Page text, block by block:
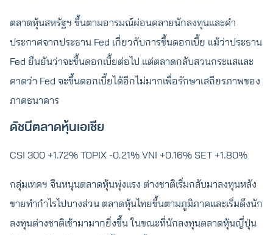
ตลาดหุ้นสหรัฐฯ ขึ้นตามอารมณ์ผ่อนคลายนักลงทุนและคำ
ประกาศจากประธาน Fed เกี่ยวกับการขึ้นดอกเบี้ย แม้ว่าประธาน
Fed ยืนยันว่าจะขึ้นดอกเบี้ยต่อไป แต่ตลาดกลับสวนกระแสและ
คาดว่า Fed จะขึ้นดอกเบี้ยได้อีกไม่มากเพื่อรักษาเสถียรภาพของ
ภาคธนาคาร
ดัชนีตลาดหุ้นเอเชีย
CSI 300 +1.72% TOPIX -0.21% VNI +0.16% SET +1.80%
กลุ่มเทคฯ จีนหนุนตลาดหุ้นพุ่งแรง ต่างชาติเริ่มกลับมาลงทุนหลัง
ขายทำกำไรไปบางส่วน ตลาดหุ้นไทยขึ้นตามภูมิภาคและเริ่มดึงนัก
ลงทุนต่างชาติเข้ามามากยิ่งขึ้น ในขณะที่นักลงทุนตลาดหุ้นญี่ปุ่น